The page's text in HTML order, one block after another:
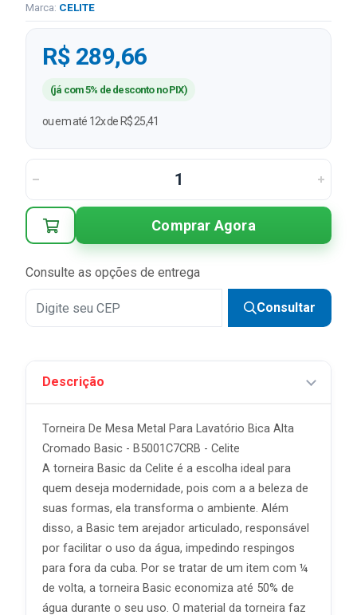
Marca: CELITE
R$ 289,66
(já com 5% de desconto no PIX)
ou em até 12x de R$ 25,41
Comprar Agora
Consulte as opções de entrega
Consultar
Descrição
Torneira De Mesa Metal Para Lavatório Bica Alta
Cromado Basic - B5001C7CRB - Celite
A torneira Basic da Celite é a escolha ideal para
quem deseja modernidade, pois com a a beleza de
suas formas, ela transforma o ambiente. Além
disso, a Basic tem arejador articulado, responsável
por facilitar o uso da água, impedindo respingos
para fora da cuba. Por se tratar de um item com ¼
de volta, a torneira Basic economiza até 50% de
água durante o seu uso. O material da torneira faz